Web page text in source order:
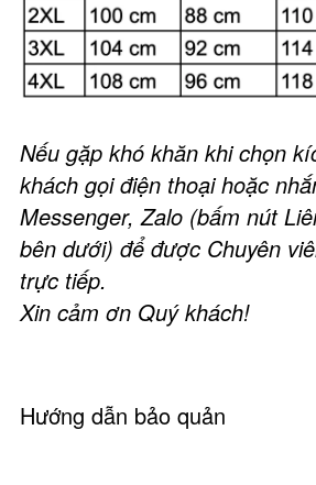
Nếu gặp khó khăn khi chọn
khách gọi điện thoại hoặc
Messenger, Zalo (bấm nút
bên dưới) để được Chuyên
trực tiếp.
Xin cảm ơn Quý khách!
Hướng dẫn bảo quản